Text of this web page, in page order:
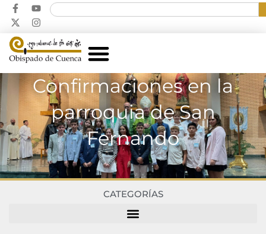
Confirmaciones en la
parroquia de San
Fernando
CATEGORÍAS